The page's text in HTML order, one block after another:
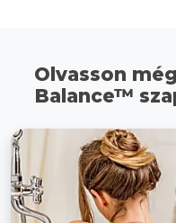
Olvasson
Balance™